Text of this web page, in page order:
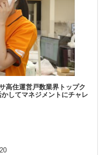
高住運営戸数業界トップク
してマネジメントにチャレ